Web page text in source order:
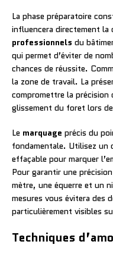
La phase préparatoire
influencera directement
professionnels du
qui permet d’éviter de
chances de réussite.
la zone de travail. La
compromettre la précision
glissement du foret lors
Le marquage précis du
fondamentale. Utilisez un
effaçable pour marquer
Pour garantir une
mètre, une équerre et un
mesures vous évitera des
particulièrement visibles
Techniques